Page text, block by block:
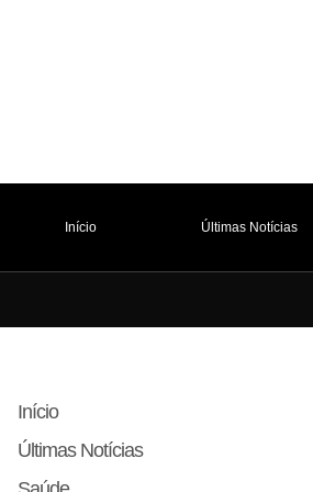
Início Últimas Notícias
Início
Últimas Notícias